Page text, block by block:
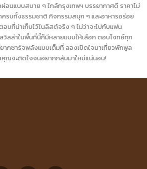
นแบบสบาย ๆ ใกล้กรุงเทพฯ บรรยากาศดี ราคาไม่
รบทั้งธรรมชาติ กิจกรรมสนุก ๆ และอาหารอร่อย
บที่น่าเก็บไว้ในลิสต์จริง ๆ ไม่ว่าจะไปกับแฟน
ลล่าในพื้นที่นี้ก็มีหลายแบบให้เลือก ตอบโจทย์ทุก
กชาร์จพลังแบบเต็มที่ ลองเปิดใจมาเที่ยวพักพูล
ณจะติดใจจนอยากกลับมาใหม่แน่นอน!